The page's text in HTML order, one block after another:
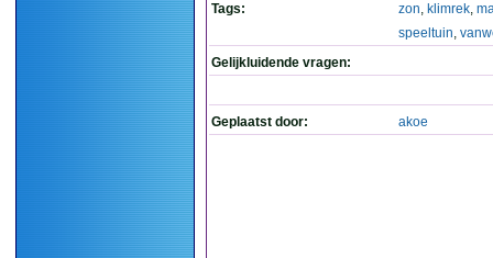
Tags:
zon, klimrek,
speeltuin,
Gelijkluidende vragen:
Geplaatst door: akoe